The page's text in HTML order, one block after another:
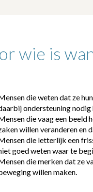
wie is
die weten dat ze
ondersteuning nodig
die vaag een beeld
willen veranderen en
die letterlijk een
goed weten waar te
die merken dat ze
willen maken.